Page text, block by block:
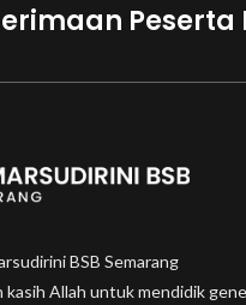
Peserta
BSB Semarang
kasih Allah untuk mendidik